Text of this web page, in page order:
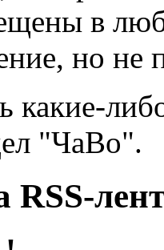
в
но не
какие-
"ЧаВо".
RSS-